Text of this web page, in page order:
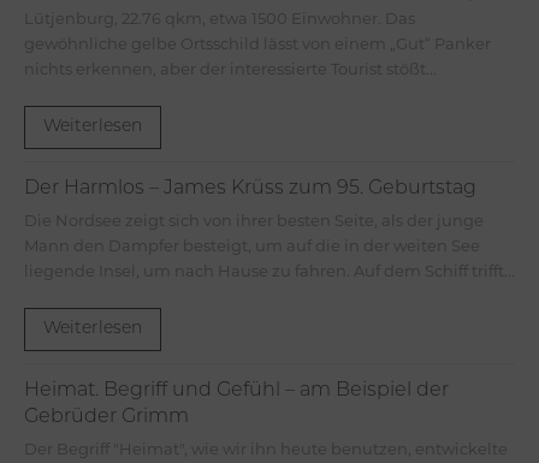
Lütjenburg, 22.76 qkm, etwa 1500 Einwohner. Das
gewöhnliche gelbe Ortsschild lässt von einem „Gut“ Panker
nichts erkennen, aber der interessierte Tourist stößt...
Weiterlesen
Der Harmlos – James Krüss zum 95. Geburtstag
Die Nordsee zeigt sich von ihrer besten Seite, als der junge
Mann den Dampfer besteigt, um auf die in der weiten See
liegende Insel, um nach Hause zu fahren. Auf dem Schiff trifft...
Weiterlesen
Heimat. Begriff und Gefühl – am Beispiel der
Gebrüder Grimm
Der Begriff "Heimat", wie wir ihn heute benutzen, entwickelte